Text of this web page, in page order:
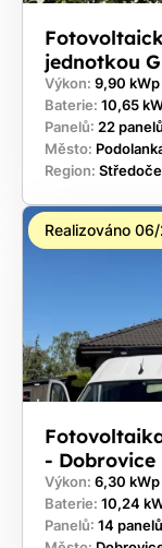
jednotkou
Výkon: 9,90 kWp
Baterie: 10,65
Panelů: 22 panelů
Město:
Region:
Realizováno
- Dobrovice
Výkon: 6,30 kWp
Baterie: 10,24
Panelů: 14 panelů